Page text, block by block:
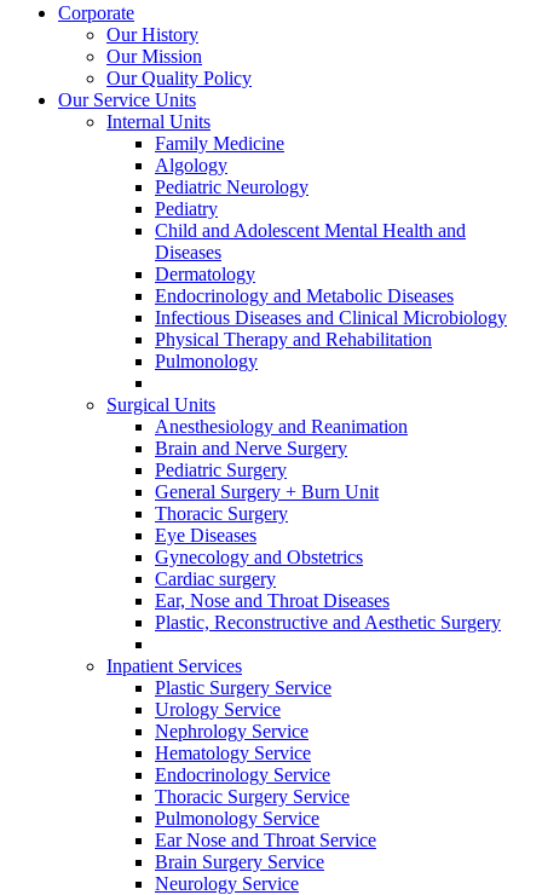
Corporate
Our History
Our Mission
Our Quality Policy
Our Service Units
Internal Units
Family Medicine
Algology
Pediatric Neurology
Pediatry
Child and Adolescent Mental Health and
Diseases
Dermatology
Endocrinology and Metabolic Diseases
Infectious Diseases and Clinical Microbiology
Physical Therapy and Rehabilitation
Pulmonology
Surgical Units
Anesthesiology and Reanimation
Brain and Nerve Surgery
Pediatric Surgery
General Surgery + Burn Unit
Thoracic Surgery
Eye Diseases
Gynecology and Obstetrics
Cardiac surgery
Ear, Nose and Throat Diseases
Plastic, Reconstructive and Aesthetic Surgery
Inpatient Services
Plastic Surgery Service
Urology Service
Nephrology Service
Hematology Service
Endocrinology Service
Thoracic Surgery Service
Pulmonology Service
Ear Nose and Throat Service
Brain Surgery Service
Neurology Service